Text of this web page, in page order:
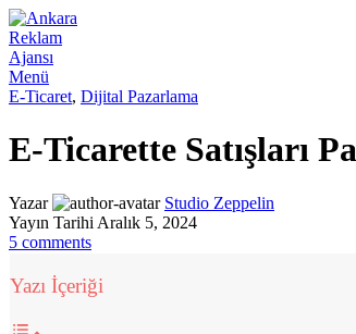
Menü
E-Ticaret, Dijital Pazarlama
E-Ticarette Satışları
Yazar
Studio Zeppelin
Yayın Tarihi Aralık 5, 2024
5 comments
Yazı İçeriği